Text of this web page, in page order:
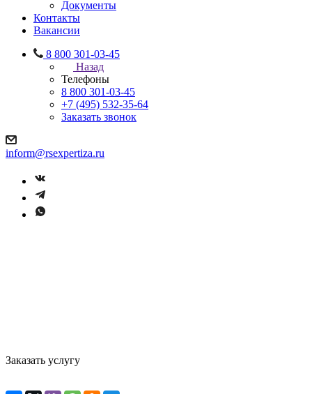
Документы
Контакты
Вакансии
8 800 301-03-45
Назад
Телефоны
8 800 301-03-45
+7 (495) 532-35-64
Заказать звонок
inform@rsexpertiza.ru
Заказать услугу